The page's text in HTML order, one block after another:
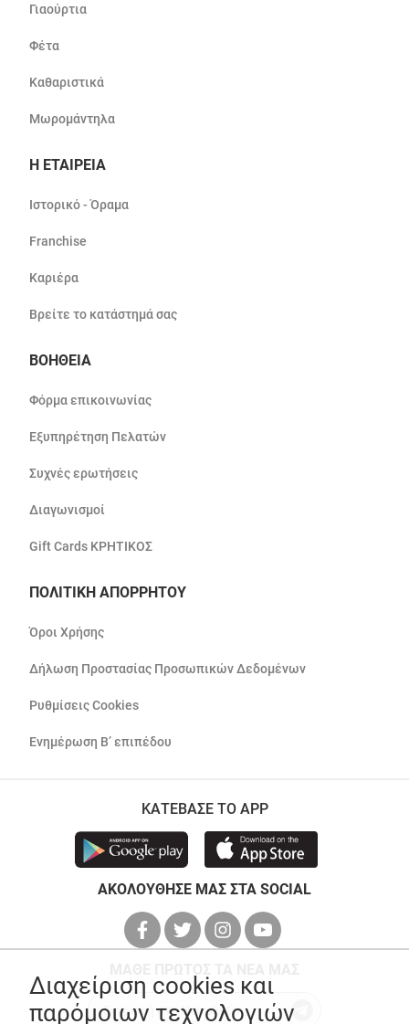
Γιαούρτια
Φέτα
Καθαριστικά
Μωρομάντηλα
Η ΕΤΑΙΡΕΙΑ
Ιστορικό - Όραμα
Franchise
Καριέρα
Βρείτε το κατάστημά σας
ΒΟΗΘΕΙΑ
Φόρμα επικοινωνίας
Εξυπηρέτηση Πελατών
Συχνές ερωτήσεις
Διαγωνισμοί
Gift Cards ΚΡΗΤΙΚΟΣ
ΠΟΛΙΤΙΚΗ ΑΠΟΡΡΗΤΟΥ
Όροι Χρήσης
Δήλωση Προστασίας Προσωπικών Δεδομένων
Ρυθμίσεις Cookies
Ενημέρωση Β’ επιπέδου
ΚΑΤΕΒΑΣΕ ΤΟ APP
ΑΚΟΛΟΥΘΗΣΕ ΜΑΣ ΣΤΑ SOCIAL
Διαχείριση cookies και
παρόμοιων τεχνολογιών